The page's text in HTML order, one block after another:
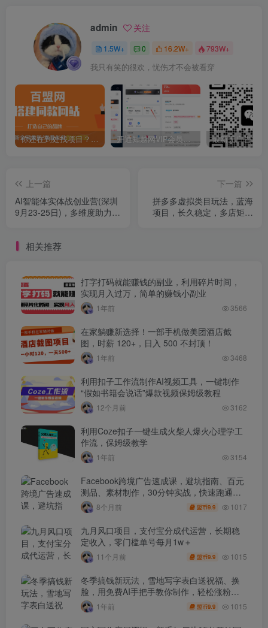
admin 关注
1.5W+ 0 16.2W+ 793W+
我只有笑的很欢，忧伤才不会被看穿
你还在到处找项目？还在当韭菜？我靠卖项目一个月收入5万+，曾经我也是个失败者。 开通知越网VIP会员，尊享全站资源免费下载，享70%的推广提成！！【限时五折优惠】
上一篇
AI智能体实体战创业营(深圳
9月23-25日)，多维度助力老
下一篇
拼多多虚拟类目玩法，蓝海
项目，长久稳定，多店矩阵
相关推荐
打字打码就能赚钱的副业，利用碎片时间，
实现月入过万，简单的赚钱小副业
1年前 3566
在家躺赚新选择！一部手机做美团酒店截
图，时薪 120+，日入 500 不封顶！
1年前 3468
利用扣子工作流制作AI视频工具，一键制作
“假如书籍会说话”爆款视频保姆级教程
12个月前 3162
利用Coze扣子一键生成火柴人爆火心理学工
作流，保姆级教学
1年前 3154
Facebook跨境广告速成课，避坑指南、百元
测品、素材制作，30分钟实战，快速跑通首
单出单8个月前 盟币9.9 1017
九月风口项目，支付宝分成代运营，长期稳
定收入，零门槛单号每月1w＋
11个月前 盟币9.9 1015
冬季搞钱新玩法，雪地写字表白送祝福、换
脸，用免费AI手把手教你制作，轻松涨粉
3.5w，接单到手软
1年前 盟币9.9 1015